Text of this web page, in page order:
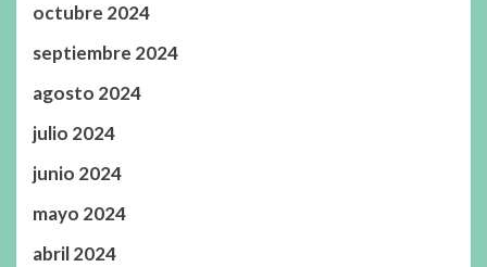
octubre 2024
septiembre 2024
agosto 2024
julio 2024
junio 2024
mayo 2024
abril 2024